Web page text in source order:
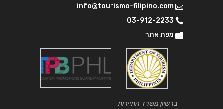
info@tourismo-filipino.com
03-912-2233
מפת אתר
ברשיון משרד התיירות